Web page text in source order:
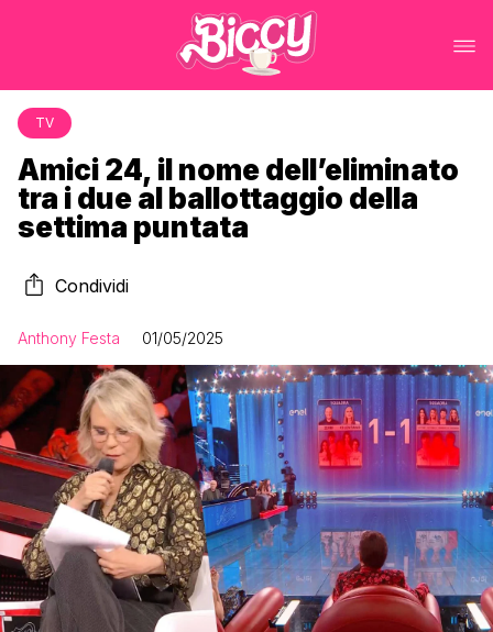
TV
Amici 24, il nome dell’eliminato
tra i due al ballottaggio della
settima puntata
Condividi
Anthony Festa 01/05/2025